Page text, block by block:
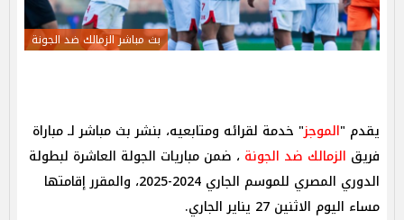
بث مباشر الزمالك ضد الجونة
يقدم "الموجز" خدمة لقرائه ومتابعيه، بنشر بث مباشر لـ مباراة
فريق الزمالك ضد الجونة ، ضمن مباريات الجولة العاشرة لبطولة
الدوري المصري للموسم الجاري 2024-2025
، والمقرر إقامتها
مساء اليوم الاثنين 27 يناير الجاري.